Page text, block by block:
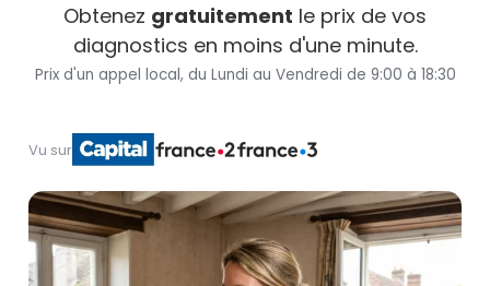
Obtenez gratuitement le prix de vos
diagnostics en moins d'une minute.
Prix d'un appel local, du Lundi au Vendredi de 9:00 à 18:30
Vu sur